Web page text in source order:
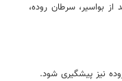
از بواسیر، سرطان روده،
نیز پیشگیری شود.